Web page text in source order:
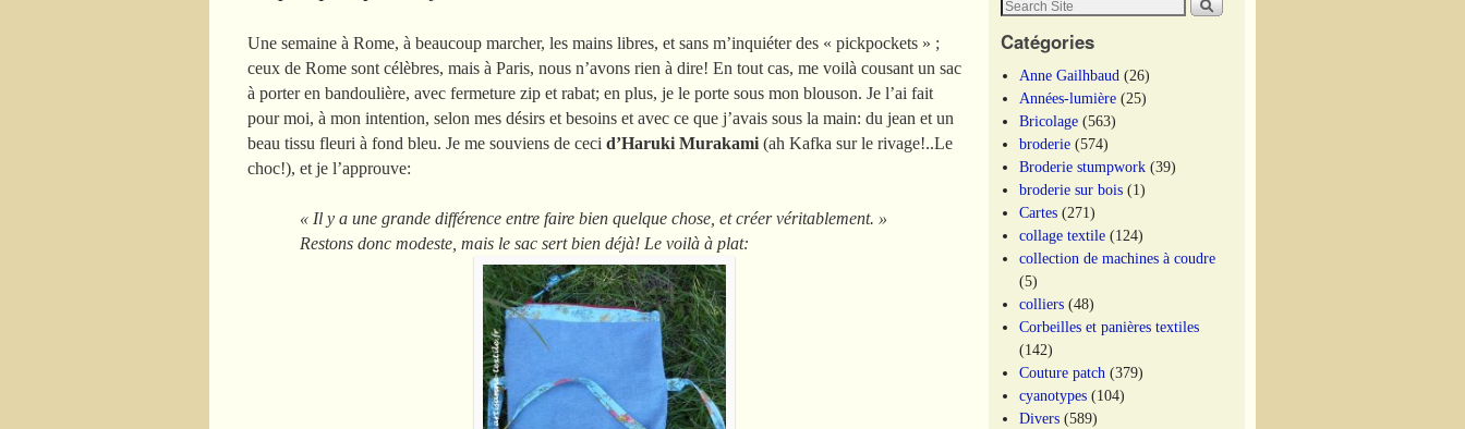
Une semaine à Rome, à beaucoup marcher, les mains libres, et sans m’inquiéter des « pickpockets » ;
ceux de Rome sont célèbres, mais à Paris, nous n’avons rien à dire! En tout cas, me voilà cousant un sac
à porter en bandoulière, avec fermeture zip et rabat; en plus, je le porte sous mon blouson. Je l’ai fait
pour moi, à mon intention, selon mes désirs et besoins et avec ce que j’avais sous la main: du jean et un
beau tissu fleuri à fond bleu. Je me souviens de ceci d’Haruki Murakami (ah Kafka sur le rivage!..Le
choc!), et je l’approuve:
« Il y a une grande différence entre faire bien quelque chose, et créer véritablement. »
Restons donc modeste, mais le sac sert bien déjà! Le voilà à plat:
Catégories
Anne Gailhbaud (26)
Années-lumière (25)
Bricolage (563)
broderie (574)
Broderie stumpwork (39)
broderie sur bois (1)
Cartes (271)
collage textile (124)
collection de machines à coudre
(5)
colliers (48)
Corbeilles et panières textiles
(142)
Couture patch (379)
cyanotypes (104)
Divers (589)